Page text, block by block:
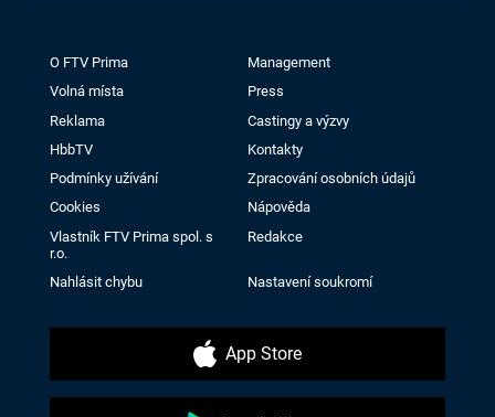
O FTV Prima
Management
Volná místa
Press
Reklama
Castingy a výzvy
HbbTV
Kontakty
Podmínky užívání
Zpracování osobních údajů
Cookies
Nápověda
Vlastník FTV Prima spol. s
r.o.
Redakce
Nahlásit chybu Nastavení soukromí
App Store